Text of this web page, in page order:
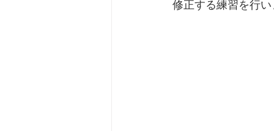
修正する練習を行